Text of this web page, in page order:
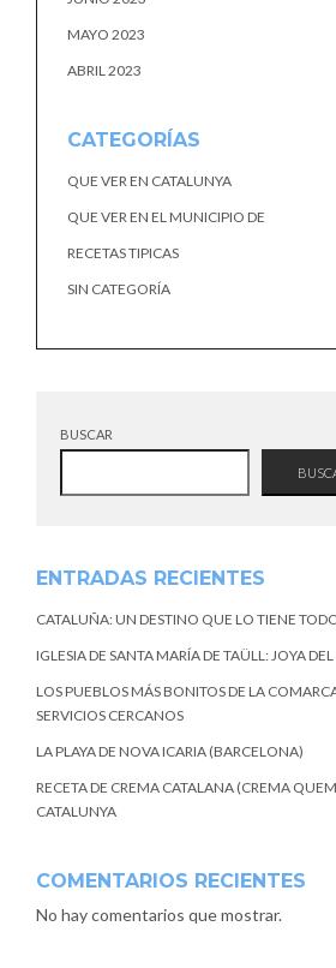
MAYO 2023
ABRIL 2023
CATEGORÍAS
QUE VER EN CATALUNYA
QUE VER EN EL MUNICIPIO DE
RECETAS TIPICAS
SIN CATEGORÍA
BUSCAR
ENTRADAS RECIENTES
CATALUÑA: UN DESTINO QUE LO TIENE
IGLESIA DE SANTA MARÍA DE TAÜLL: JOYA
LOS PUEBLOS MÁS BONITOS DE LA
SERVICIOS CERCANOS
LA PLAYA DE NOVA ICARIA (BARCELONA)
RECETA DE CREMA CATALANA (CREMA
CATALUNYA
COMENTARIOS RECIENTES
No hay comentarios que mostrar.